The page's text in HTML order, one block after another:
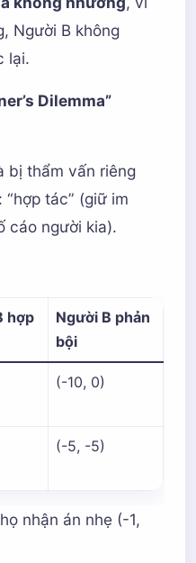
Người B không
lại.
Dilemma”
bị thẩm vấn riêng
tác” (giữ im
cáo người kia).
hợp
Người B phản
bội
(-10, 0)
(-5, -5)
nhận án nhẹ (-1,